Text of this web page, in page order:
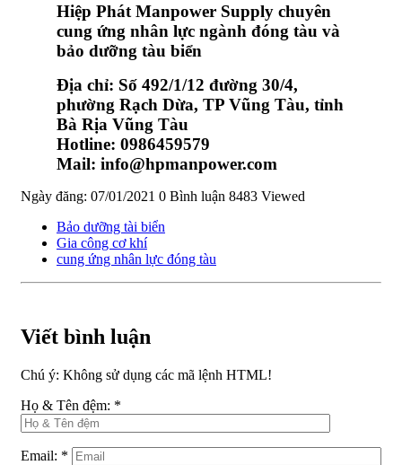
Hiệp Phát Manpower Supply chuyên
cung ứng nhân lực ngành đóng tàu và
bảo dưỡng tàu biển
Địa chỉ: Số 492/1/12 đường 30/4,
phường Rạch Dừa, TP Vũng Tàu, tỉnh
Bà Rịa Vũng Tàu
Hotline: 0986459579
Mail: info@hpmanpower.com
Ngày đăng: 07/01/2021 0 Bình luận 8483 Viewed
Bảo dưỡng tài biển
Gia công cơ khí
cung ứng nhân lực đóng tàu
Viết bình luận
Chú ý: Không sử dụng các mã lệnh HTML!
Họ & Tên đệm: *
Email: *